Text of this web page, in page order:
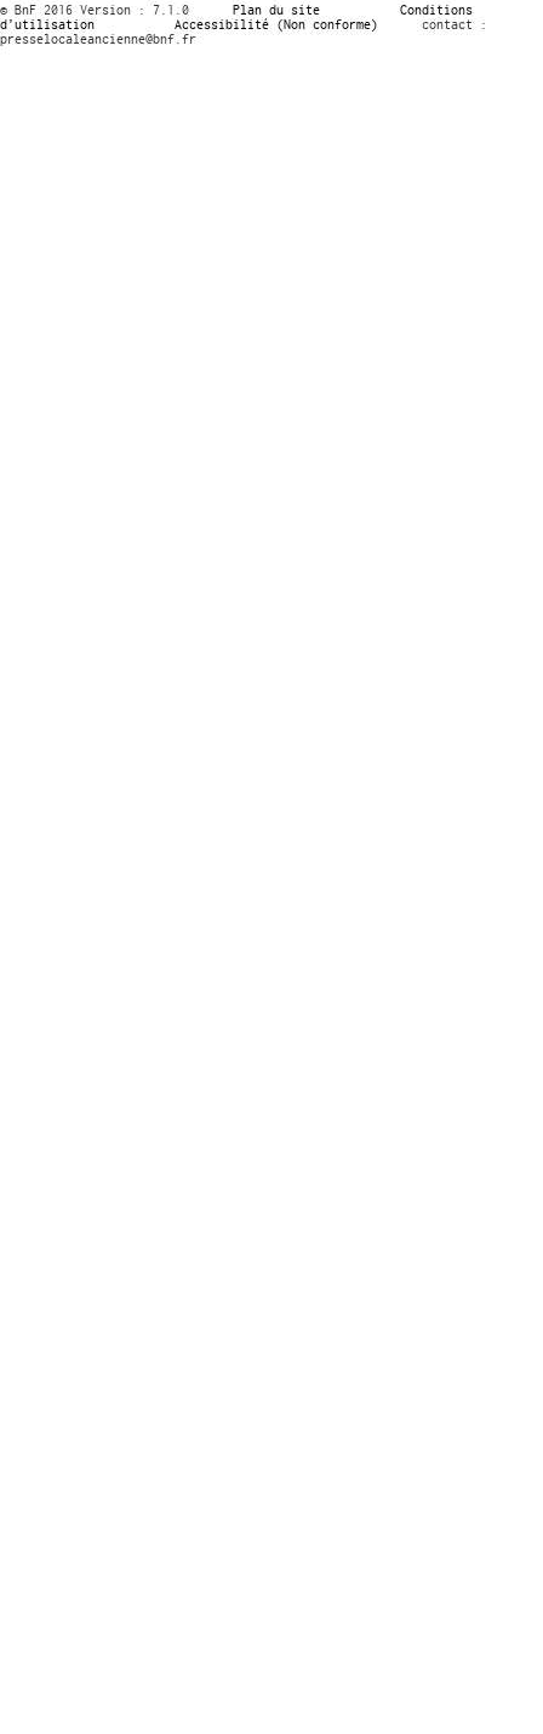
© BnF 2016 Version : 7.1.0 Plan du site
Conditions
d’utilisation
Accessibilité (Non conforme)
contact :
presselocaleancienne@bnf.fr